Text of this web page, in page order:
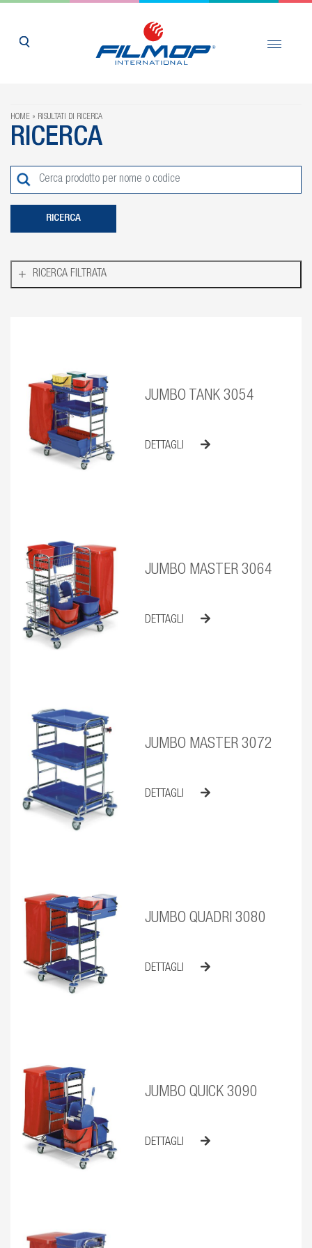
HOME RISULTATI DI RICERCA
RICERCA
RICERCA FILTRATA
JUMBO TANK 3054
DETTAGLI
JUMBO MASTER 3064
DETTAGLI
JUMBO MASTER 3072
DETTAGLI
JUMBO QUADRI 3080
DETTAGLI
JUMBO QUICK 3090
DETTAGLI